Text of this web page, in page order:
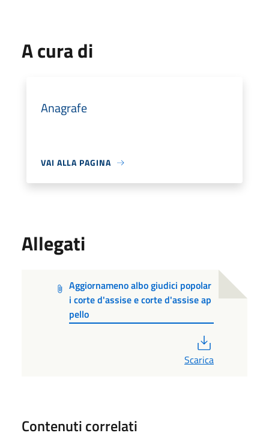
A cura di
Anagrafe
VAI ALLA PAGINA
Allegati
Aggiornameno albo giudici popolar
i corte d'assise e corte d'assise ap
pello
Scarica
Contenuti correlati